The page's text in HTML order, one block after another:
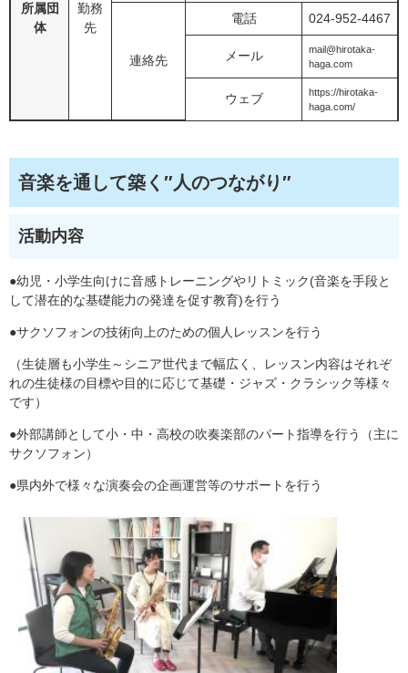
所属団
体
勤務
先
連絡先
電話 024-952-4467
メール
mail@hirotaka-
haga.com
ウェブ
https://hirotaka-
haga.com/
音楽を通して築く″人のつながり″
活動内容
●幼児・小学生向けに音感トレーニングやリトミック(音楽を手段と
して潜在的な基礎能力の発達を促す教育)を行う
●サクソフォンの技術向上のための個人レッスンを行う
（生徒層も小学生～シニア世代まで幅広く、レッスン内容はそれぞ
れの生徒様の目標や目的に応じて基礎・ジャズ・クラシック等様々
です）
●外部講師として小・中・高校の吹奏楽部のパート指導を行う（主に
サクソフォン）
●県内外で様々な演奏会の企画運営等のサポートを行う